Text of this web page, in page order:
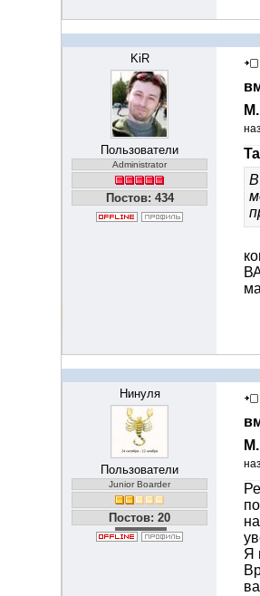
KiR
Пользователи
Administrator
Постов: 434
В
Нинуля
Пользователи
Junior Boarder
Постов: 20
Я